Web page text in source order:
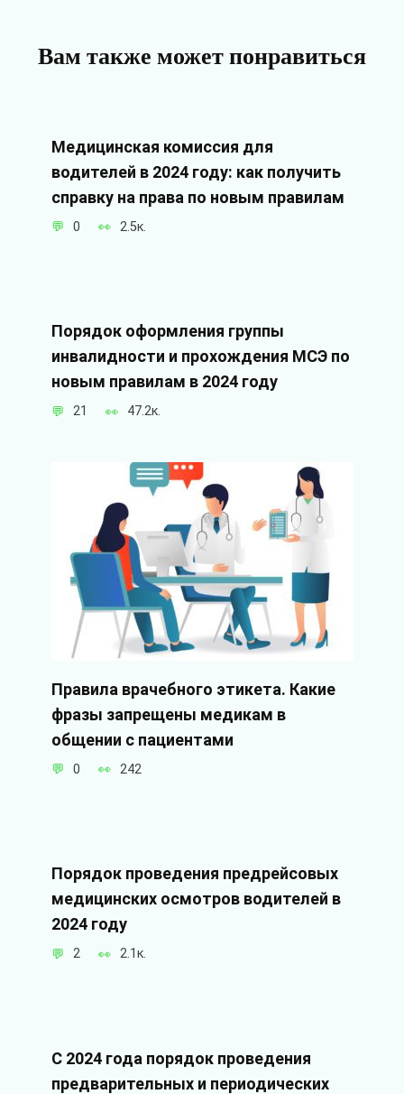
Вам также может понравиться
Медицинская комиссия для
водителей в 2024 году: как получить
справку на права по новым правилам
0 2.5к.
Порядок оформления группы
инвалидности и прохождения МСЭ по
новым правилам в 2024 году
21 47.2к.
Правила врачебного этикета. Какие
фразы запрещены медикам в
общении с пациентами
0 242
Порядок проведения предрейсовых
медицинских осмотров водителей в
2024 году
2 2.1к.
С 2024 года порядок проведения
предварительных и периодических